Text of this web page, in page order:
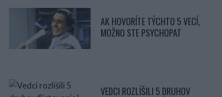
AK HOVORÍTE TÝCHTO 5 VECÍ,
MOŽNO STE PSYCHOPAT
VEDCI ROZLÍŠILI 5 DRUHOV